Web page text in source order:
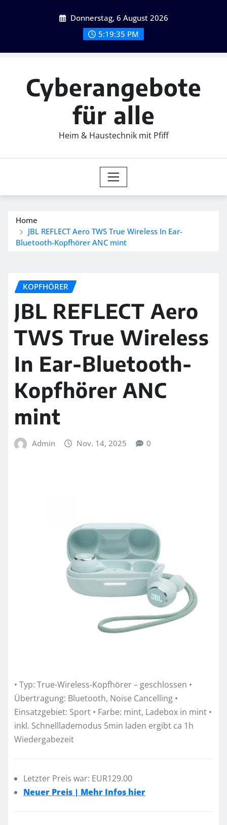
Donnerstag, 6 August 2026
5:19:36 PM
Cyberangebote
für alle
Heim & Haustechnik mit Pfiff
Home
JBL REFLECT Aero TWS True Wireless In Ear-
Bluetooth-Kopfhörer ANC mint
KOPFHÖRER
JBL REFLECT Aero
TWS True Wireless
In Ear-Bluetooth-
Kopfhörer ANC
mint
Admin Nov. 14, 2025 0
• Typ: True-Wireless-Kopfhörer – geschlossen •
Übertragung: Bluetooth, Noise Cancelling •
Einsatzgebiet: Sport • Farbe: mint, Ladebox in mint •
inkl. Schnelllademodus 5min laden ergibt ca 1h
Wiedergabezeit
Letzter Preis war: EUR129.00
Neuer Preis | Mehr Infos hier